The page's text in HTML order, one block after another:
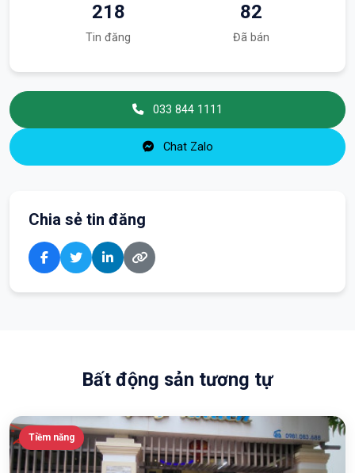
218
Tin đăng
82
Đã bán
033 844 1111
Chat Zalo
Chia sẻ tin đăng
Bất động sản tương tự
Tiềm năng